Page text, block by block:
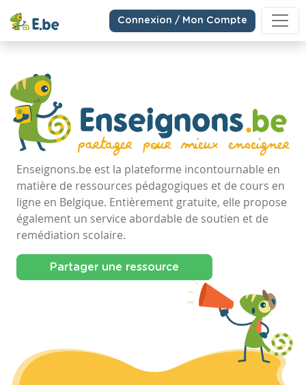
Connexion / Mon Compte
Enseignons.be est la plateforme incontournable en
matière de ressources pédagogiques et de cours en
ligne en Belgique. Entièrement gratuite, elle propose
également un service abordable de soutien et de
remédiation scolaire.
Partager une ressource